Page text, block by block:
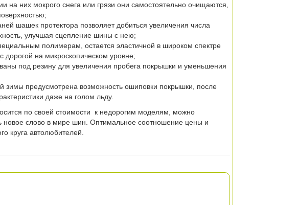
на них мокрого снега или грязи они самостоятельно очищаются,
шашек протектора позволяет добиться увеличения числа
улучшая сцепление шины с нею;
полимерам, остается эластичной в широком спектре
дорогой на микроскопическом уровне;
под резину для увеличения пробега покрышки и уменьшения
зимы предусмотрена возможность ошиповки покрышки, после
даже на голом льду.
по своей стоимости к недорогим моделям, можно
новое слово в мире шин. Оптимальное соотношение цены и
круга автолюбителей.